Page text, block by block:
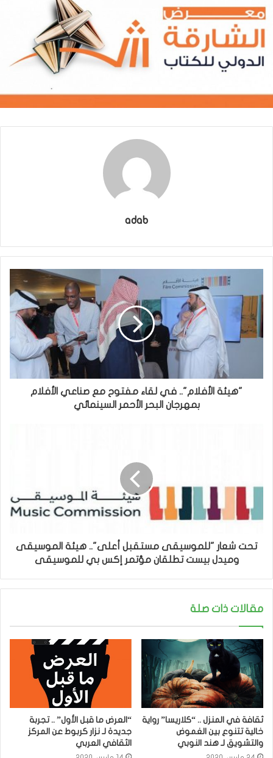
adab
"هيئة الأفلام".. في لقاء مفتوح مع صناعي الأفلام
بمهرجان البحر الأحمر السينمائي
تحت شعار "للموسيقى مستقبل أعلى".. هيئة الموسيقى
وميدل بيست تطلقان مؤتمر إكس بي للموسيقى
مقالات ذات صلة
ثقافة في المنزل .. “كلاريسا” رواية
خالية تتنوع بين الغموض
والتشويق لـ هند النوبي
“العرض ما قبل الأول” .. تجربة
جديدة لـ نزار كربوط عن المركز
الثقافي العربي